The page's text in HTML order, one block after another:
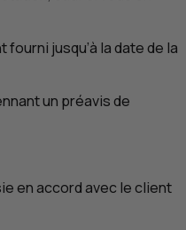
jusqu’à la date de la
un préavis de
en accord avec le client